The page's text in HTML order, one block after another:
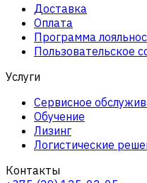
Доставка
Оплата
Программа
Пользовательское
Услуги
Сервисное
Обучение
Лизинг
Логистические
Контакты